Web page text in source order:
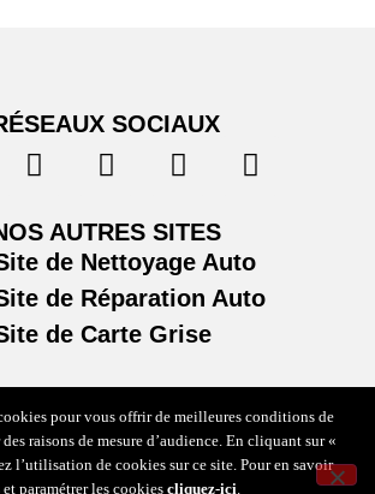
SOCIAUX
AUTRES SITES
de Nettoyage Auto
de Réparation Auto
de Carte Grise
légales & politique de confidentialité
pour vous offrir de meilleures conditions de
raisons de mesure d’audience. En cliquant sur «
l’utilisation de cookies sur ce site. Pour en savoir
paramétrer les cookiescliquez-ici.